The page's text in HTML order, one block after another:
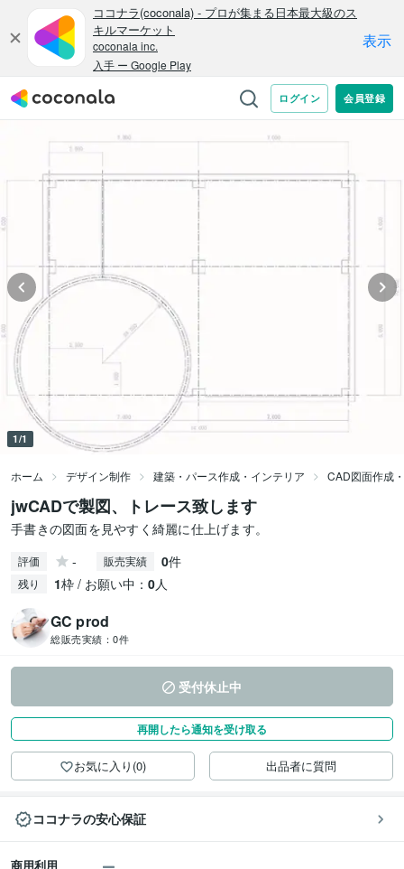
1/1
ホーム デザイン制作 建築・パース作成・インテリア CAD図面作成
jwCADで製図、トレース致します
手書きの図面を見やすく綺麗に仕上げます。
評価 - 販売実績 0件
残り 1枠 / お願い中： 0人
GC prod
総販売実績： 0件
受付休止中
再開したら通知を受け取る
お気に入り(0) 出品者に質問
ココナラの安心保証
商用利用